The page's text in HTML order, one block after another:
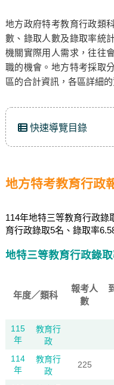
地方政府特考教育行政類
數、錄取人數及錄取率統
機關實際用人需求，往往
職的機會。地方特考採取
區的合計資訊，各區詳細
快速導覽目錄
地方特考教育行政
114年地特三等教育行政錄
育行政錄取5名、錄取率
地特三等教育行政錄
年度／類科
報考人
數
115
年
教育行
政
114
年
教育行
政
225